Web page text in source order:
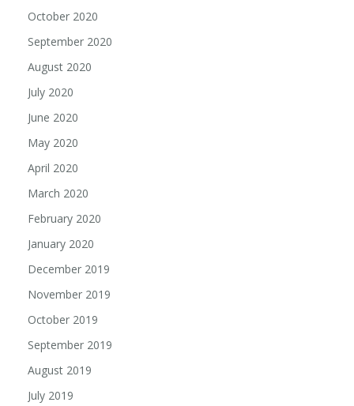
October 2020
September 2020
August 2020
July 2020
June 2020
May 2020
April 2020
March 2020
February 2020
January 2020
December 2019
November 2019
October 2019
September 2019
August 2019
July 2019